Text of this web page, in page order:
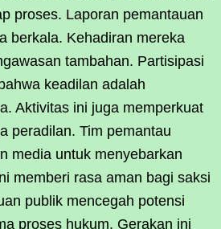
proses. Laporan pemantauan
berkala. Kehadiran mereka
tambahan. Partisipasi
keadilan adalah
Aktivitas ini juga memperkuat
peradilan. Tim pemantau
media untuk menyebarkan
memberi rasa aman bagi saksi
publik mencegah potensi
proses hukum. Gerakan ini